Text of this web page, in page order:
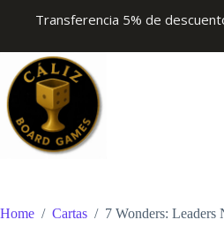
Transferencia 5% de
content
Home / Cartas / 7 Wonders: Leaders